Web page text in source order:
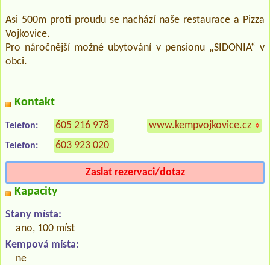
Asi 500m proti proudu se nachází naše restaurace a Pizza
Vojkovice.
Pro náročnější možné ubytování v pensionu „SIDONIA“ v
obci.
Kontakt
Telefon: 605 216 978
Telefon: 603 923 020
www.kempvojkovice.cz »
Zaslat rezervaci/dotaz
Kapacity
Stany místa:
ano, 100 míst
Kempová místa:
ne